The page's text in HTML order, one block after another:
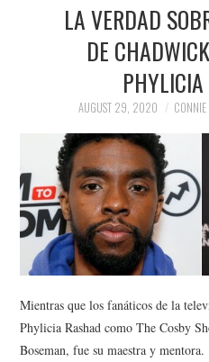
LA VERDAD
DE
AUGUST 29, 2020
Mientras que los fanáticos de la
Phylicia Rashad como The Cosby
Boseman, fue su maestra y